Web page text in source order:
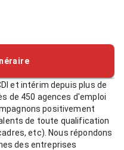
et intérim depuis plus de
de 450 agences d'emploi
positivement
de toute qualification
etc). Nous répondons
des entreprises